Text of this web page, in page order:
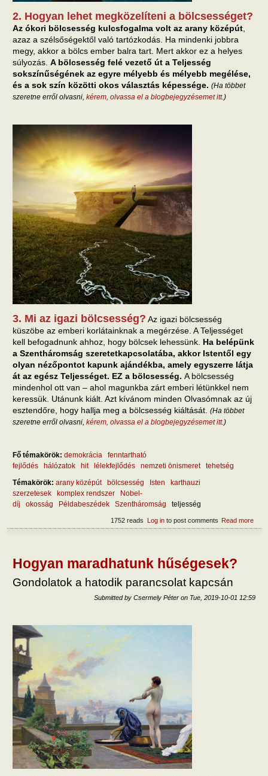
2. Hogyan lehet megközelíteni a bölcsességet?
Az ókori bölcsesség kulcsfogalma volt az arany középút
azaz a szélsőségektől való tartózkodás. Ha mindenki jobbra
megy, akkor a bölcs ember balra tart. Mert akkor ez a helyes
súlyozás. A bölcsesség felé vezető út a Teljesség
sokszínűségének az egyre mélyebb és mélyebb megélése,
és a sok szín közötti okos választás képessége. (Ha többet
szeretne erről olvasni, kérem, olvassa el a blogbejegyzésemet itt.)
3. Mi az igazi bölcsesség? Az igazi bölcsesség
küszöbe az emberi korlátainknak a megérzése. A Teljességet
kell befogadnunk ahhoz, hogy bölcsek lehessünk. Ha belépünk
a Szentháromság szeretetkapcsolatába, akkor Istentől egy
olyan nézőpontot kapunk ajándékba, amely egyszerre látja
át az egész Teljességet. EZ a bölcsesség. A bölcsesség
mindenhol ott van – ahol magunkba zárt emberi létünkkel nem
keressük. Utánunk kiált. Azt kívánom minden Olvasómnak az új
esztendőre, hogy hallja meg a bölcsesség kiáltását. (Ha többet
szeretne erről olvasni, kérem, olvassa el a blogbejegyzésemet itt.)
Fő témakörök: demokrácia
fenntartható
fejlődés
hálózatok hit lélekfejlődés nemzeti önismeret
tehetség
Témakörök: arany középút bölcsesség Isten
karthauzi
szerzetesek
komplex rendszer
Nobel-
díj
okosság Példabeszédek Szentháromság teljesség
Read more
igazi
Log into post comments
1752 reads
Hogyan maradhatunk hűségesek?
Gondolatok a hatodik parancsolat kapcsán
Submitted by Csermely Péter on Tue, 2019-10-01 12:59